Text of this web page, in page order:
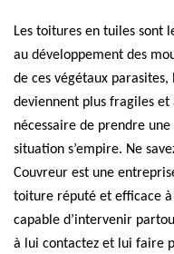
Les toitures en tuiles sont
au développement des
de ces végétaux parasites,
deviennent plus fragiles
nécessaire de prendre
situation s’empire. Ne
Couvreur est une
toiture réputé et efficace à
capable d’intervenir
à lui contactez et lui faire